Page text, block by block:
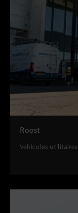
Roost
Vehicules utilitaires